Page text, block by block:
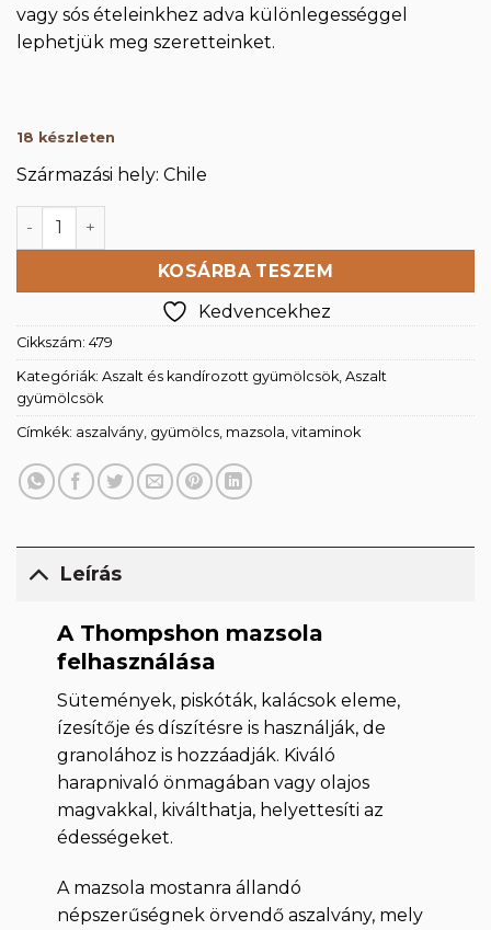
vagy sós ételeinkhez adva különlegességgel
lephetjük meg szeretteinket.
18 készleten
Származási hely: Chile
Thompson mazsola 500g mennyiség
KOSÁRBA TESZEM
Kedvencekhez
Cikkszám: 479
Kategóriák: Aszalt és kandírozott gyümölcsök Aszalt
gyümölcsök
Címkék: aszalvány gyümölcs mazsola vitaminok
Leírás
A Thompshon mazsola
felhasználása
Sütemények, piskóták, kalácsok eleme,
ízesítője és díszítésre is használják, de
granolához is hozzáadják. Kiváló
harapnivaló önmagában vagy olajos
magvakkal, kiválthatja, helyettesíti az
édességeket.
A mazsola mostanra állandó
népszerűségnek örvendő aszalvány, mely